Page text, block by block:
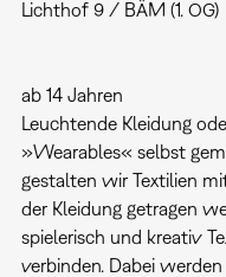
Lichthof 9 / BÄM (1. OG)
ab 14 Jahren
Leuchtende Kleidung
»Wearables« selbst
gestalten wir Textilien
der Kleidung getragen
spielerisch und kreativ
verbinden. Dabei